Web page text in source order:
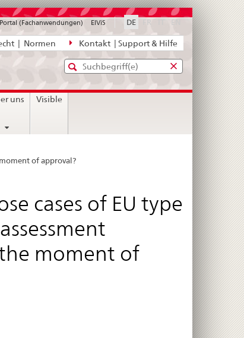
| Normen Kontakt | Support & Hilfe
DE FRdisabled
disabled
EN disabled
(Fachanwendungen) ElViS
Standard-
Suche
Eingabefenster
diefür
uns Visible
of approval?
cases of EU type
moment of